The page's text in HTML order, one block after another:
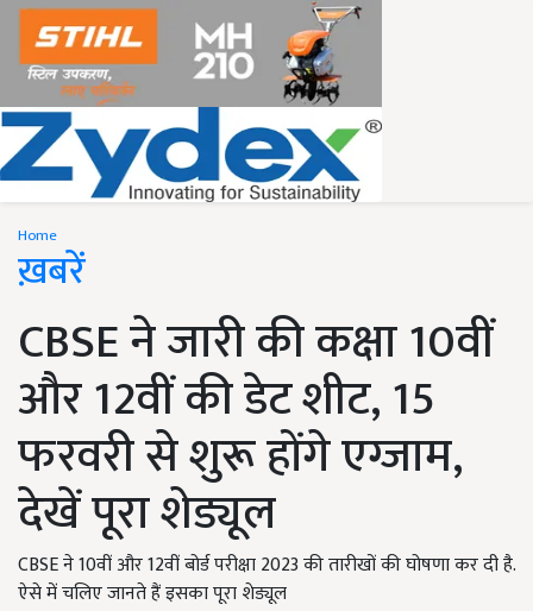
Home
ख़बरें
CBSE ने जारी की कक्षा 10वीं
और 12वीं की डेट शीट, 15
फरवरी से शुरू होंगे एग्जाम,
देखें पूरा शेड्यूल
CBSE ने 10वीं और 12वीं बोर्ड परीक्षा 2023 की तारीखों की घोषणा कर दी है.
ऐसे में चलिए जानते हैं इसका पूरा शेड्यूल